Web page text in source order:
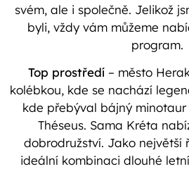
svém, ale i společně. Jelikož
byli, vždy vám můžeme
program.
Top prostředí – město
kolébkou, kde se nachází
kde přebýval bájný
Théseus. Sama Kréta
dobrodružství. Jako největší
ideální kombinaci dlouhé